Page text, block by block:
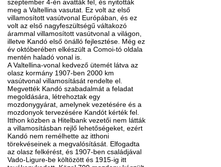
szeptember 4-én avatták fel, és nyitották
meg a Valtellina vasutat. Ez volt az első
villamosított vasútvonal Európában, és ez
volt az első nagyfeszültségű váltakozó
árammal villamosított vasútvonal a világon,
illetve Kandó első önálló fejlesztése. Még ez
év októberében elkészült a Comoi-tó oldala
mentén haladó vonal is.
A Valtellina-vonal kedvező ütemét látva az
olasz kormány 1907-ben 2000 km
vasútvonal villamosítását rendelte el.
Megvették Kandó szabadalmát a feladat
megoldására, létrehoztak egy
mozdonygyárat, amelynek vezetésére és a
mozdonyok tervezésére Kandót kérték fel.
Itthon közben a Hitelbank vezetői nem látták
a villamosításban rejlő lehetőségeket, ezért
Kandó nem remélhette az itthoni
törekvéseinek a megvalósítását. Elfogadta
az olasz felkérést, és 1907-ben családjával
Vado-Ligure-be költözött és 1915-ig itt